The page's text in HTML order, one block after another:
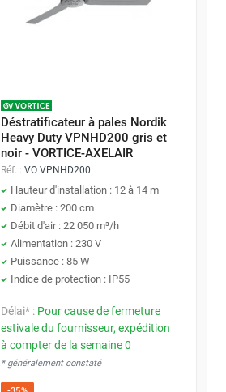
Déstratificateur à pales Nordik
Heavy Duty VPNHD200 gris et
noir - VORTICE-AXELAIR
Réf. : VO VPNHD200
Hauteur d'installation : 12 à 14 m
Diamètre : 200 cm
Débit d'air : 22 050 m³/h
Alimentation : 230 V
Puissance : 85 W
Indice de protection : IP55
Délai* : Pour cause de fermeture
estivale du fournisseur, expédition
à compter de la semaine 0
* généralement constaté